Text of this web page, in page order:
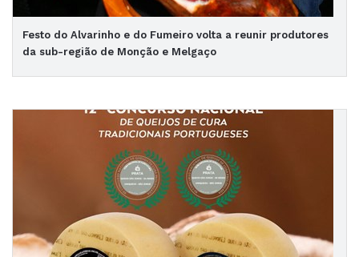
Festo do Alvarinho e do Fumeiro volta a reunir produtores
da sub-região de Monção e Melgaço